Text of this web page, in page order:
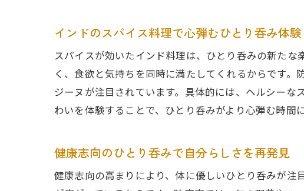
地産地
インドのスパイス料理で心弾むひとり呑み体験
スパイスが効いたインド料理は、ひとり呑みの新た
く、食欲と気持ちを同時に満たしてくれるからです
ジーヌが注目されています。具体的には、ヘルシー
わいを体験することで、ひとり呑みがより心弾む時間
健康志向のひとり呑みで自分らしさを再発見
健康志向の高まりにより、体に優しいひとり呑みが